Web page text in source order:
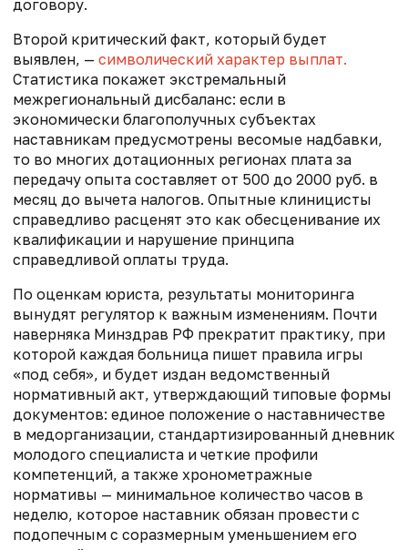
договору.
Второй критический факт, который будет
выявлен, — символический характер выплат.
Статистика покажет экстремальный
межрегиональный дисбаланс: если в
экономически благополучных субъектах
наставникам предусмотрены весомые надбавки,
то во многих дотационных регионах плата за
передачу опыта составляет от 500 до 2000 руб. в
месяц до вычета налогов. Опытные клиницисты
справедливо расценят это как обесценивание их
квалификации и нарушение принципа
справедливой оплаты труда.
По оценкам юриста, результаты мониторинга
вынудят регулятор к важным изменениям. Почти
наверняка Минздрав РФ прекратит практику, при
которой каждая больница пишет правила игры
«под себя», и будет издан ведомственный
нормативный акт, утверждающий типовые формы
документов: единое положение о наставничестве
в медорганизации, стандартизированный дневник
молодого специалиста и четкие профили
компетенций, а также хронометражные
нормативы — минимальное количество часов в
неделю, которое наставник обязан провести с
подопечным с соразмерным уменьшением его